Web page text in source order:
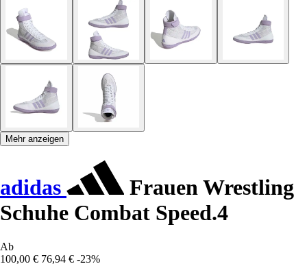
Mehr anzeigen
adidas
Frauen Wrestling
Schuhe Combat Speed.4
Ab
100,00 € 76,94 € -23%